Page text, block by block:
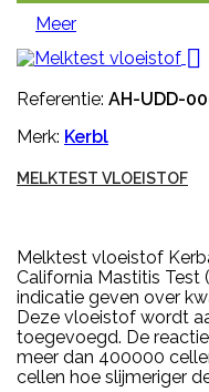
Meer

Referentie: AH-UDD-
Merk: Kerbl
MELKTEST VLOEISTOF
Melktest vloeistof
California Mastitis Test
indicatie geven over
Deze vloeistof wordt
toegevoegd. De
meer dan 400000
cellen hoe slijmeriger